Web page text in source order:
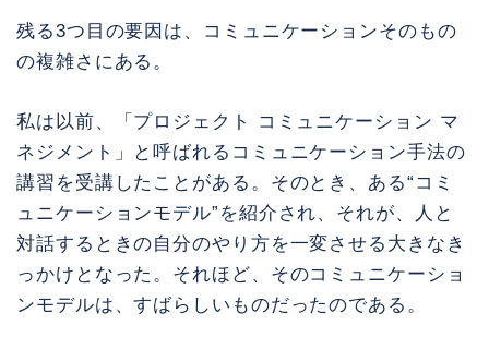
残る3つ目の要因は、コミュニケーションそのもの
の複雑さにある。
私は以前、「プロジェクト コミュニケーション マ
ネジメント」と呼ばれるコミュニケーション手法の
講習を受講したことがある。そのとき、ある“コミ
ュニケーションモデル”を紹介され、それが、人と
対話するときの自分のやり方を一変させる大きなき
っかけとなった。それほど、そのコミュニケーショ
ンモデルは、すばらしいものだったのである。